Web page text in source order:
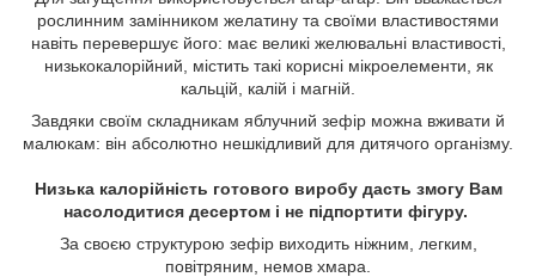
рослинним замінником желатину та своїми властивостями
навіть перевершує його: має великі желювальні властивості,
низькокалорійний, містить такі корисні мікроелементи, як
кальцій, калій і магній.
Завдяки своїм складникам яблучний зефір можна вживати й
малюкам: він абсолютно нешкідливий для дитячого організму.
Низька калорійність готового виробу дасть змогу Вам
насолодитися десертом і не підпортити фігуру.
За своєю структурою зефір виходить ніжним, легким,
повітряним, немов хмара.